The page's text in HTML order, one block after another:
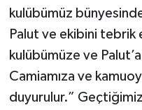
kulübümüz
Palut ve ekibini tebrik
kulübümüze ve
Camiamıza ve
duyurulur.”